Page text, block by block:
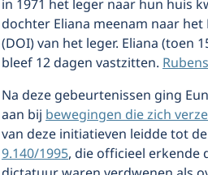
in 1971 het leger naar hun huis
dochter Eliana meenam naar
(DOI) van het leger. Eliana (toen
bleef 12 dagen vastzitten.
Na deze gebeurtenissen ging
aan bijbewegingen die zich
van deze initiatieven leidde tot
9.140/1995, die officieel erkende